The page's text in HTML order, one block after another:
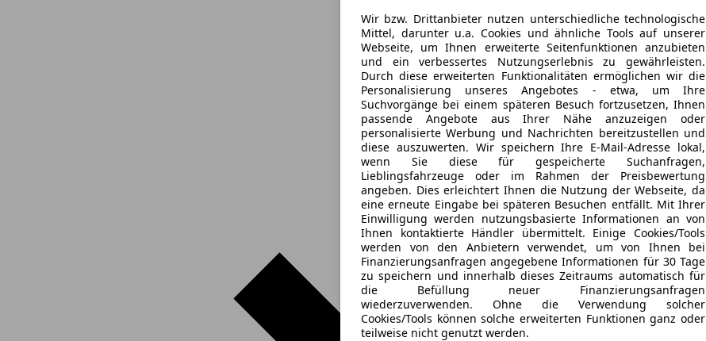
Wir bzw. Drittanbieter nutzen unterschiedliche technologische
Mittel, darunter u.a. Cookies und ähnliche Tools auf unserer
Webseite, um Ihnen erweiterte Seitenfunktionen anzubieten
und ein verbessertes Nutzungserlebnis zu gewährleisten.
Durch diese erweiterten Funktionalitäten ermöglichen wir die
Personalisierung unseres Angebotes - etwa, um Ihre
Suchvorgänge bei einem späteren Besuch fortzusetzen, Ihnen
passende Angebote aus Ihrer Nähe anzuzeigen oder
personalisierte Werbung und Nachrichten bereitzustellen und
diese auszuwerten. Wir speichern Ihre E-Mail-Adresse lokal,
wenn Sie diese für gespeicherte Suchanfragen,
Lieblingsfahrzeuge oder im Rahmen der Preisbewertung
angeben. Dies erleichtert Ihnen die Nutzung der Webseite, da
eine erneute Eingabe bei späteren Besuchen entfällt. Mit Ihrer
Einwilligung werden nutzungsbasierte Informationen an von
Ihnen kontaktierte Händler übermittelt. Einige Cookies/Tools
werden von den Anbietern verwendet, um von Ihnen bei
Finanzierungsanfragen angegebene Informationen für 30 Tage
zu speichern und innerhalb dieses Zeitraums automatisch für
die Befüllung neuer Finanzierungsanfragen
wiederzuverwenden. Ohne die Verwendung solcher
Cookies/Tools können solche erweiterten Funktionen ganz oder
teilweise nicht genutzt werden.